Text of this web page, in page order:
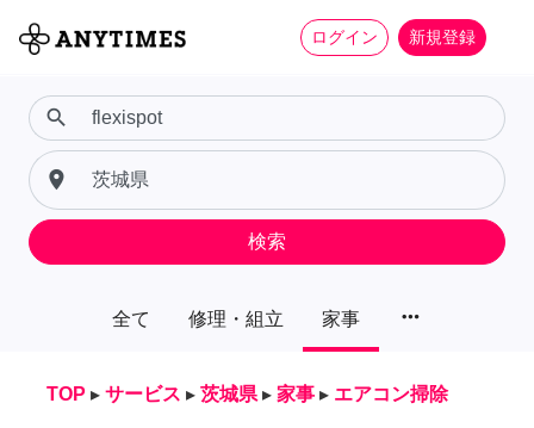
ログイン 新規登録
全て 修理・組立 家事 more_horiz
search
place
検索
TOP ▸ サービス ▸ 茨城県 ▸ 家事 ▸ エアコン掃除